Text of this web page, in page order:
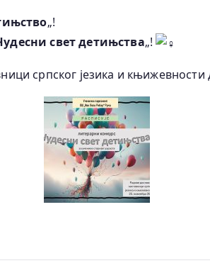
„!
свет детињства„!
српског језика и